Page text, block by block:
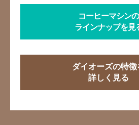
コーヒーマシンの
ラインナップを見
ダイオーズの特徴
詳しく見る